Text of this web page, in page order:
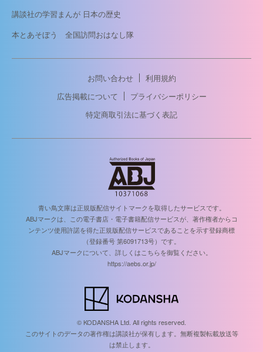
講談社の学習まんが 日本の歴史
本とあそぼう 全国訪問おはなし隊
お問い合わせ
利用規約
広告掲載について
プライバシーポリシー
特定商取引法に基づく表記
青い鳥文庫は正規版配信サイトマークを取得したサービスです。
ABJマークは、この電子書店・電子書籍配信サービスが、著作権者からコ
ンテンツ使用許諾を得た正規版配信サービスであることを示す登録商標
（登録番号 第6091713号）です。
ABJマークについて、詳しくはこちらを御覧ください。
https://aebs.or.jp/
© KODANSHA Ltd. All rights reserved.
このサイトのデータの著作権は講談社が保有します。無断複製転載放送等
は禁止します。